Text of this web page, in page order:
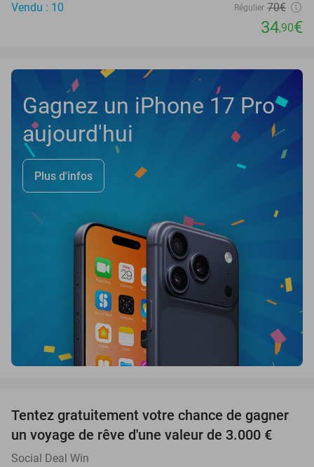
Vendu : 10
Régulier 70€
34,90€
Gagnez un iPhone 17 Pro
aujourd'hui
Plus d'infos
Tentez gratuitement votre chance de gagner
un voyage de rêve d'une valeur de 3.000 €
Social Deal Win